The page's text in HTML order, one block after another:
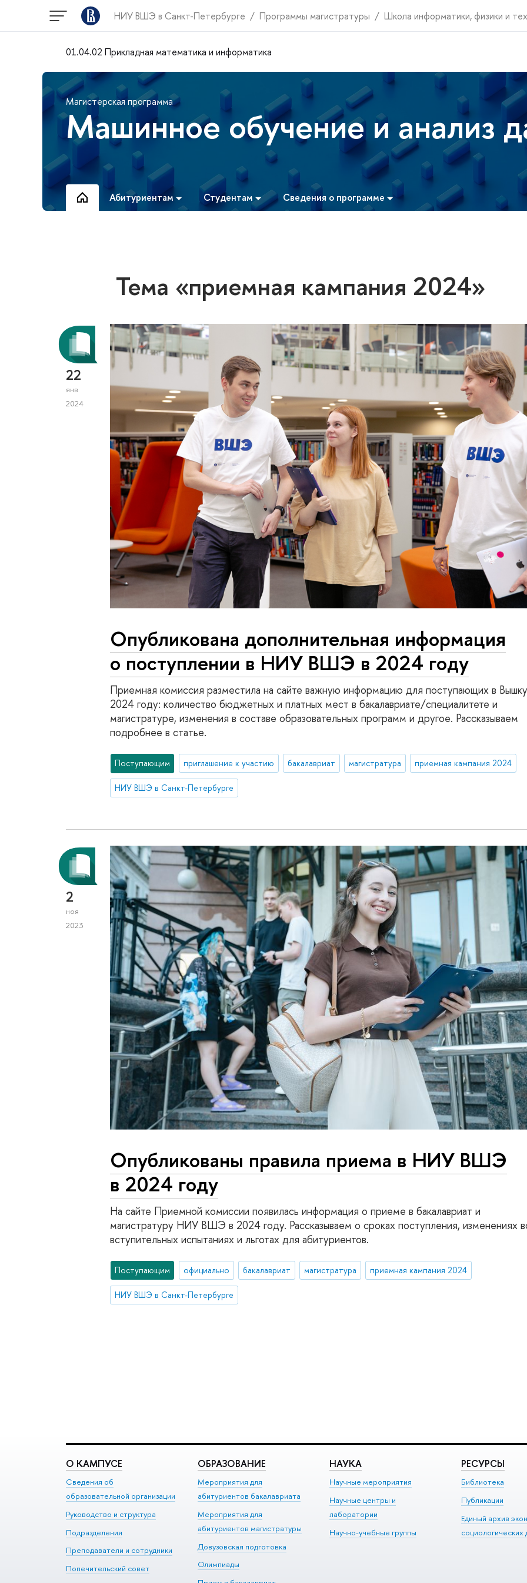
НИУ ВШЭ в Санкт-Петербурге Программы магистратуры Школа информатики, физики и
01.04.02 Прикладная математика и информатика
Магистерская программа
Машинное обучение и анализ
Абитуриентам Студентам Сведения о программе
Тема «приемная кампания 2024»
22
янв
2024
Опубликована дополнительная информация
о поступлении в НИУ ВШЭ в 2024 году
Приемная комиссия разместила на сайте важную информацию для поступающих в
2024 году: количество бюджетных и платных мест в бакалавриате/специалитете и
магистратуре, изменения в составе образовательных программ и другое. Рассказываем
подробнее в статье.
Поступающим приглашение к участию бакалавриат магистратура приемная кампания 2024
НИУ ВШЭ в Санкт-Петербурге
2
ноя
2023
Опубликованы правила приема в НИУ ВШЭ
в 2024 году
На сайте Приемной комиссии появилась информация о приеме в бакалавриат и
магистратуру НИУ ВШЭ в 2024 году. Рассказываем о сроках поступления, изменениях
вступительных испытаниях и льготах для абитуриентов.
Поступающим официально бакалавриат магистратура приемная кампания 2024
НИУ ВШЭ в Санкт-Петербурге
О КАМПУСЕ
Сведения об
образовательной организации
Руководство и структура
Подразделения
Преподаватели и сотрудники
Попечительский совет
ОБРАЗОВАНИЕ
Мероприятия для
абитуриентов бакалавриата
Мероприятия для
абитуриентов магистратуры
Довузовская подготовка
Олимпиады
НАУКА
Научные мероприятия
Научные центры и
лаборатории
Научно-учебные группы
РЕСУРСЫ
Библиотека
Публикации
Единый архив
социологических